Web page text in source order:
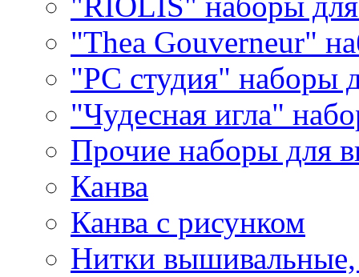
"Thea Gouverneur"
"РС студия" наборы
"Чудесная игла"
Прочие наборы для
Канва
Канва с рисунком
Нитки